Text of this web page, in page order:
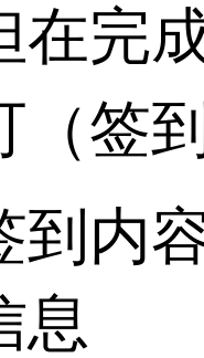
在完
（签
内
息